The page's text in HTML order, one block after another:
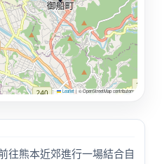
Leaflet | © OpenStreetMap contributors
往熊本近郊進行一場結合自